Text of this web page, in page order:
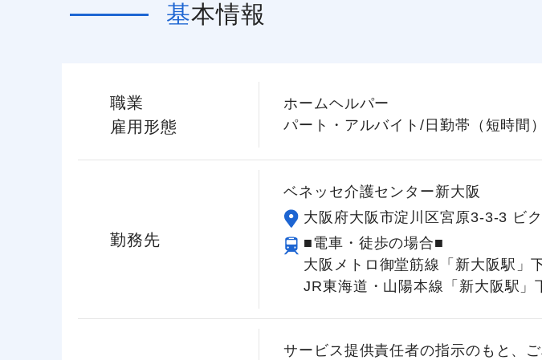
基本情報
職業
雇用形態
ホームヘルパー
パート・アルバイト/日勤帯（短時間）
勤務先
ベネッセ介護センター新大阪
大阪府大阪市淀川区宮原3-3-3 ビ
■電車・徒歩の場合■
大阪メトロ御堂筋線「新大阪駅」
JR東海道・山陽本線「新大阪駅」
サービス提供責任者の指示のもと、